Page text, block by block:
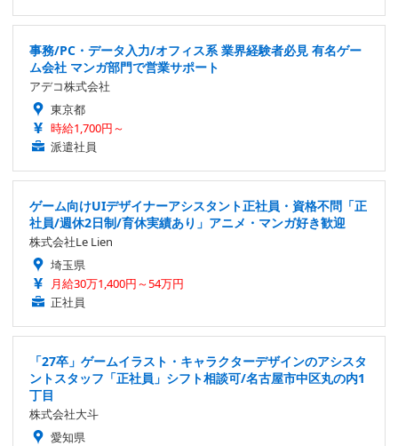
事務/PC・データ入力/オフィス系 業界経験者必見 有名ゲー
ム会社 マンガ部門で営業サポート
アデコ株式会社
東京都
時給1,700円～
派遣社員
ゲーム向けUIデザイナーアシスタント正社員・資格不問「正
社員/週休2日制/育休実績あり」アニメ・マンガ好き歓迎
株式会社Le Lien
埼玉県
月給30万1,400円～54万円
正社員
「27卒」ゲームイラスト・キャラクターデザインのアシスタ
ントスタッフ「正社員」シフト相談可/名古屋市中区丸の内1
丁目
株式会社大斗
愛知県